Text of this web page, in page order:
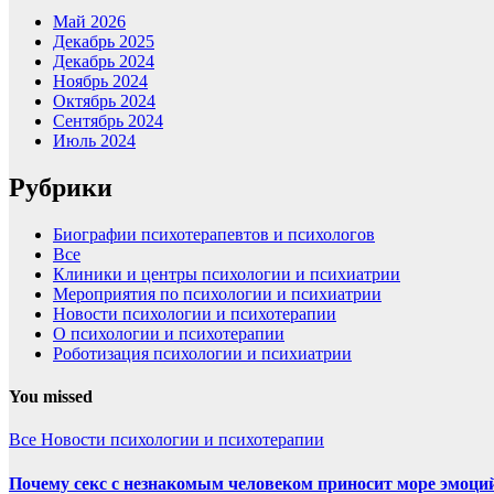
Май 2026
Декабрь 2025
Декабрь 2024
Ноябрь 2024
Октябрь 2024
Сентябрь 2024
Июль 2024
Рубрики
Биографии психотерапевтов и психологов
Все
Клиники и центры психологии и психиатрии
Мероприятия по психологии и психиатрии
Новости психологии и психотерапии
О психологии и психотерапии
Роботизация психологии и психиатрии
You missed
Все Новости психологии и психотерапии
Почему секс с незнакомым человеком приносит море